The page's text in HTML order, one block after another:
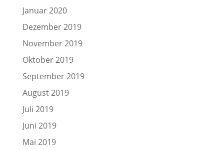
Januar 2020
Dezember 2019
November 2019
Oktober 2019
September 2019
August 2019
Juli 2019
Juni 2019
Mai 2019